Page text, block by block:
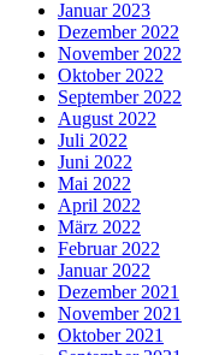
Januar 2023
Dezember 2022
November 2022
Oktober 2022
September 2022
August 2022
Juli 2022
Juni 2022
Mai 2022
April 2022
März 2022
Februar 2022
Januar 2022
Dezember 2021
November 2021
Oktober 2021